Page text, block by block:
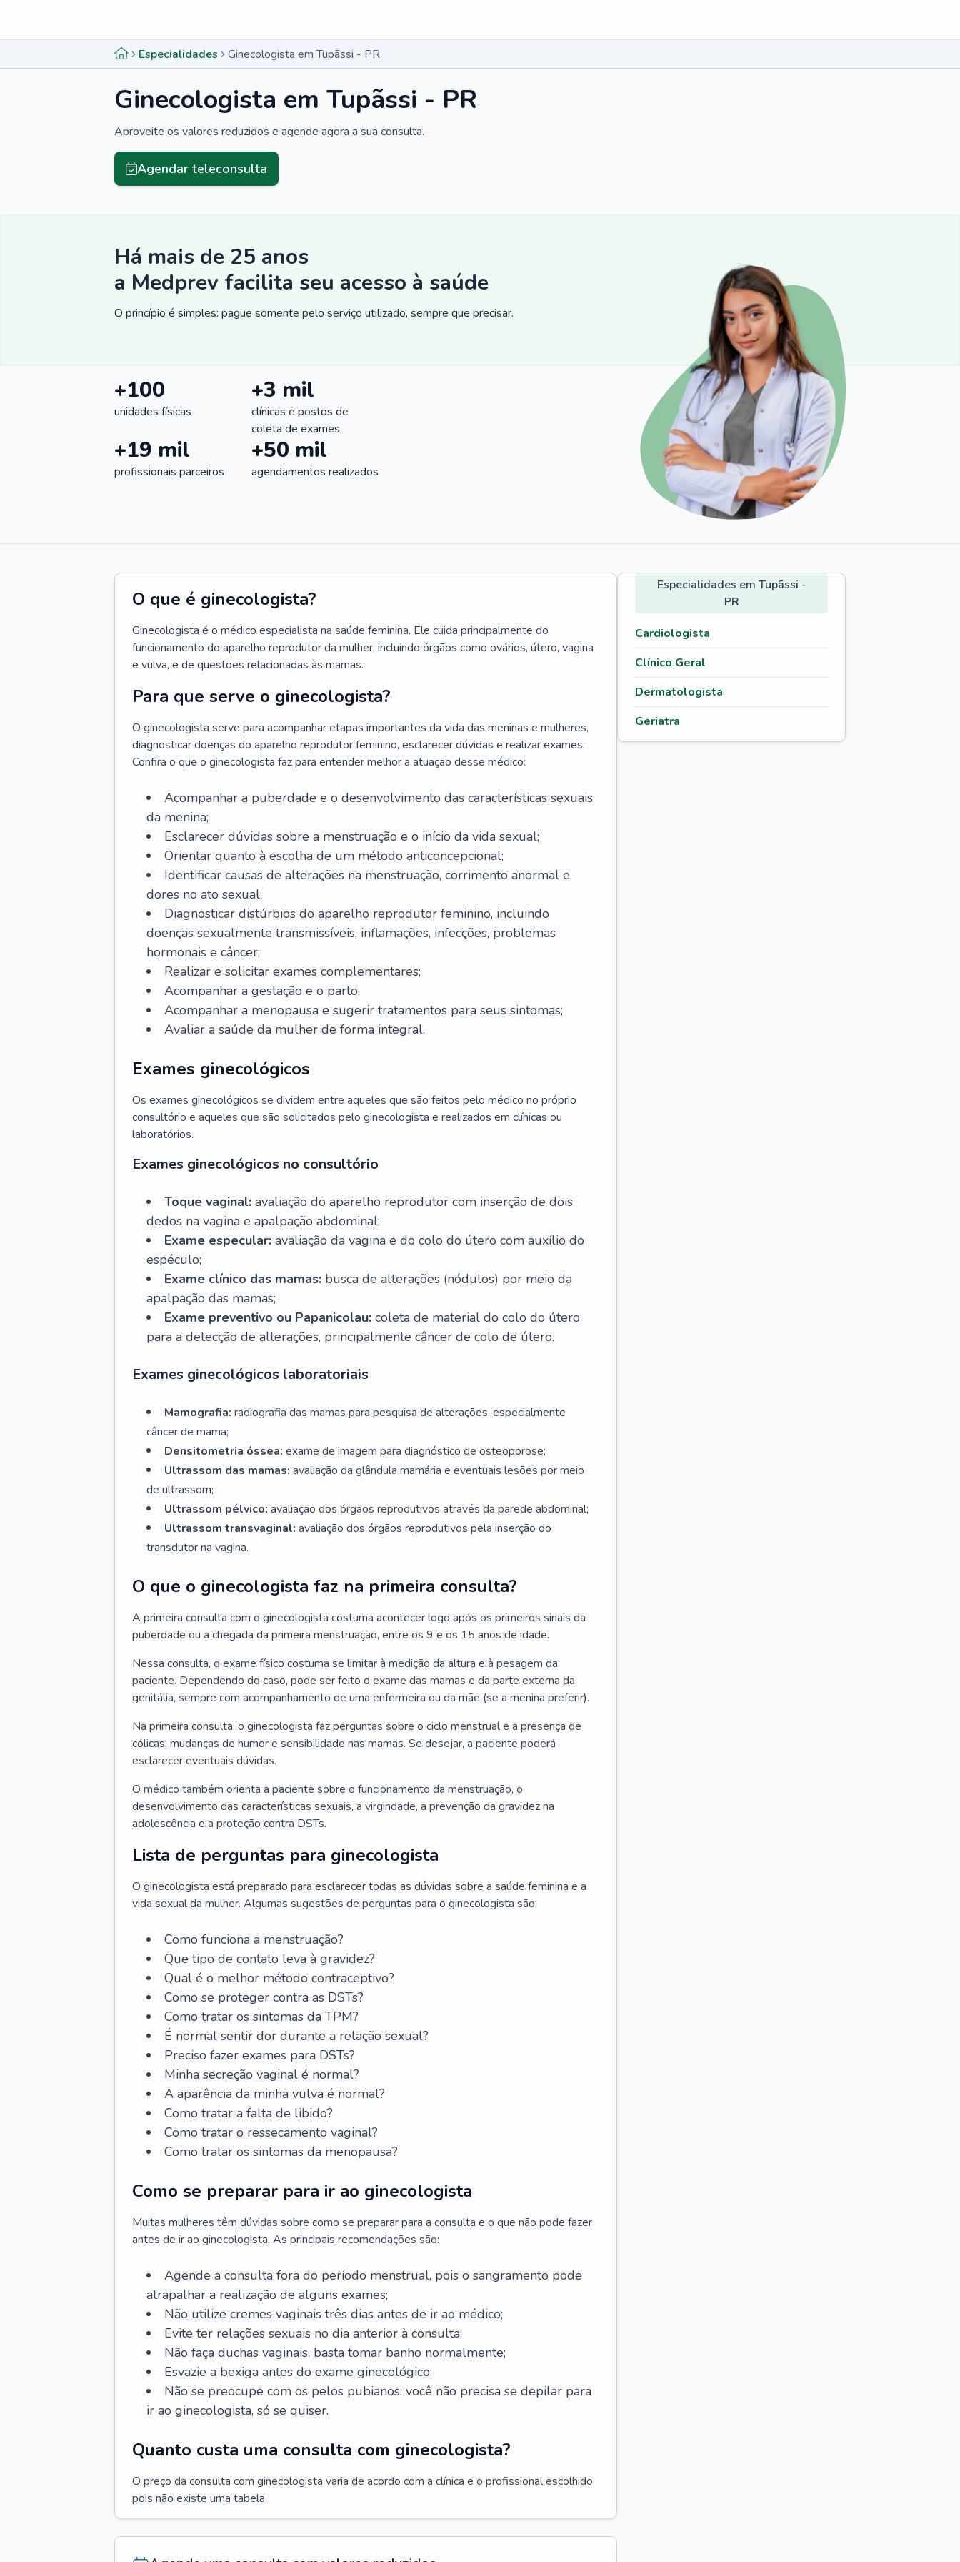
Especialidades Ginecologista em Tupãssi - PR
Ginecologista em Tupãssi - PR
Aproveite os valores reduzidos e agende agora a sua consulta.
Agendar teleconsulta
Há mais de 25 anos
a Medprev facilita seu acesso à saúde
O princípio é simples: pague somente pelo serviço utilizado, sempre que precisar.
+100
unidades físicas
+3 mil
clínicas e postos de
coleta de exames
+19 mil
profissionais parceiros
+50 mil
agendamentos realizados
O que é ginecologista?
Ginecologista é o médico especialista na saúde feminina. Ele cuida principalmente do
funcionamento do aparelho reprodutor da mulher, incluindo órgãos como ovários, útero, vagina
e vulva, e de questões relacionadas às mamas.
Para que serve o ginecologista?
O ginecologista serve para acompanhar etapas importantes da vida das meninas e mulheres,
diagnosticar doenças do aparelho reprodutor feminino, esclarecer dúvidas e realizar exames.
Confira o que o ginecologista faz para entender melhor a atuação desse médico:
Acompanhar a puberdade e o desenvolvimento das características sexuais
da menina;
Esclarecer dúvidas sobre a menstruação e o início da vida sexual;
Orientar quanto à escolha de um método anticoncepcional;
Identificar causas de alterações na menstruação, corrimento anormal e
dores no ato sexual;
Diagnosticar distúrbios do aparelho reprodutor feminino, incluindo
doenças sexualmente transmissíveis, inflamações, infecções, problemas
hormonais e câncer;
Realizar e solicitar exames complementares;
Acompanhar a gestação e o parto;
Acompanhar a menopausa e sugerir tratamentos para seus sintomas;
Avaliar a saúde da mulher de forma integral.
Exames ginecológicos
Os exames ginecológicos se dividem entre aqueles que são feitos pelo médico no próprio
consultório e aqueles que são solicitados pelo ginecologista e realizados em clínicas ou
laboratórios.
Exames ginecológicos no consultório
Toque vaginal: avaliação do aparelho reprodutor com inserção de dois
dedos na vagina e apalpação abdominal;
Exame especular: avaliação da vagina e do colo do útero com auxílio do
espéculo;
Exame clínico das mamas: busca de alterações (nódulos) por meio da
apalpação das mamas;
Exame preventivo ou Papanicolau: coleta de material do colo do útero
para a detecção de alterações, principalmente câncer de colo de útero.
Exames ginecológicos laboratoriais
Mamografia: radiografia das mamas para pesquisa de alterações, especialmente
câncer de mama;
Densitometria óssea: exame de imagem para diagnóstico de osteoporose;
Ultrassom das mamas: avaliação da glândula mamária e eventuais lesões por meio
de ultrassom;
Ultrassom pélvico: avaliação dos órgãos reprodutivos através da parede abdominal;
Ultrassom transvaginal: avaliação dos órgãos reprodutivos pela inserção do
transdutor na vagina.
O que o ginecologista faz na primeira consulta?
A primeira consulta com o ginecologista costuma acontecer logo após os primeiros sinais da
puberdade ou a chegada da primeira menstruação, entre os 9 e os 15 anos de idade.
Nessa consulta, o exame físico costuma se limitar à medição da altura e à pesagem da
paciente. Dependendo do caso, pode ser feito o exame das mamas e da parte externa da
genitália, sempre com acompanhamento de uma enfermeira ou da mãe (se a menina preferir).
Na primeira consulta, o ginecologista faz perguntas sobre o ciclo menstrual e a presença de
cólicas, mudanças de humor e sensibilidade nas mamas. Se desejar, a paciente poderá
esclarecer eventuais dúvidas.
O médico também orienta a paciente sobre o funcionamento da menstruação, o
desenvolvimento das características sexuais, a virgindade, a prevenção da gravidez na
adolescência e a proteção contra DSTs.
Lista de perguntas para ginecologista
O ginecologista está preparado para esclarecer todas as dúvidas sobre a saúde feminina e a
vida sexual da mulher. Algumas sugestões de perguntas para o ginecologista são:
Como funciona a menstruação?
Que tipo de contato leva à gravidez?
Qual é o melhor método contraceptivo?
Como se proteger contra as DSTs?
Como tratar os sintomas da TPM?
É normal sentir dor durante a relação sexual?
Preciso fazer exames para DSTs?
Minha secreção vaginal é normal?
A aparência da minha vulva é normal?
Como tratar a falta de libido?
Como tratar o ressecamento vaginal?
Como tratar os sintomas da menopausa?
Como se preparar para ir ao ginecologista
Muitas mulheres têm dúvidas sobre como se preparar para a consulta e o que não pode fazer
antes de ir ao ginecologista. As principais recomendações são:
Agende a consulta fora do período menstrual, pois o sangramento pode
atrapalhar a realização de alguns exames;
Não utilize cremes vaginais três dias antes de ir ao médico;
Evite ter relações sexuais no dia anterior à consulta;
Não faça duchas vaginais, basta tomar banho normalmente;
Esvazie a bexiga antes do exame ginecológico;
Não se preocupe com os pelos pubianos: você não precisa se depilar para
ir ao ginecologista, só se quiser.
Quanto custa uma consulta com ginecologista?
O preço da consulta com ginecologista varia de acordo com a clínica e o profissional escolhido,
pois não existe uma tabela.
Especialidades em Tupãssi -
PR
Cardiologista
Clínico Geral
Dermatologista
Geriatra